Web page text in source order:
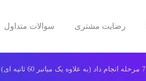
سوالات متداول رضایت مشتری